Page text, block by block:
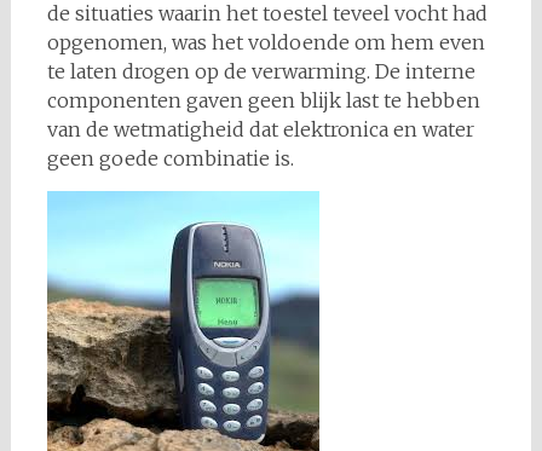
de situaties waarin het toestel teveel vocht had
opgenomen, was het voldoende om hem even
te laten drogen op de verwarming. De interne
componenten gaven geen blijk last te hebben
van de wetmatigheid dat elektronica en water
geen goede combinatie is.